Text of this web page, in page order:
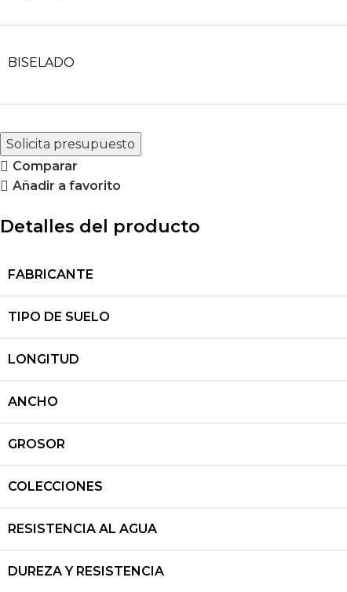
BISELADO
Solicita presupuesto
Comparar
Añadir a favorito
Detalles del producto
FABRICANTE
TIPO DE SUELO
LONGITUD
ANCHO
GROSOR
COLECCIONES
RESISTENCIA AL AGUA
DUREZA Y RESISTENCIA